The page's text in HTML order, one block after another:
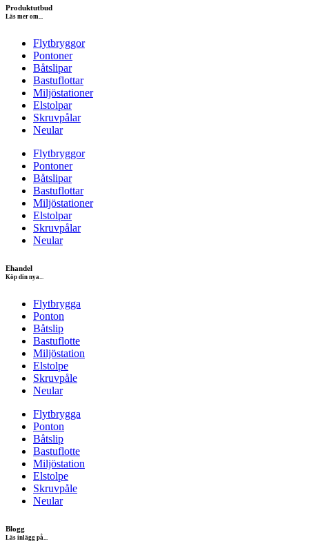
Produktutbud
Läs mer om...
Flytbryggor
Pontoner
Båtslipar
Bastuflottar
Miljöstationer
Elstolpar
Skruvpålar
Neular
Flytbryggor
Pontoner
Båtslipar
Bastuflottar
Miljöstationer
Elstolpar
Skruvpålar
Neular
Ehandel
Köp din nya...
Flytbrygga
Ponton
Båtslip
Bastuflotte
Miljöstation
Elstolpe
Skruvpåle
Neular
Flytbrygga
Ponton
Båtslip
Bastuflotte
Miljöstation
Elstolpe
Skruvpåle
Neular
Blogg
Läs inlägg på...